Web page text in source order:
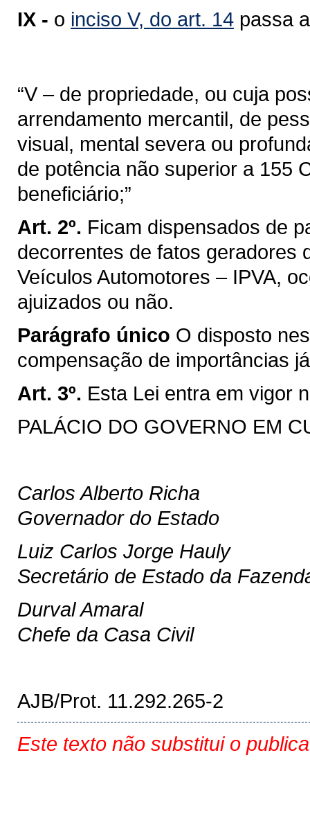
IX - o inciso V, do art. 14 passa
“V – de propriedade, ou cuja
arrendamento mercantil, de
visual, mental severa ou
de potência não superior a 155
beneficiário;”
Art. 2º. Ficam dispensados de
decorrentes de fatos geradores
Veículos Automotores – IPVA,
ajuizados ou não.
Parágrafo único O disposto
compensação de importâncias
Art. 3º. Esta Lei entra em vigor
PALÁCIO DO GOVERNO EM
Carlos Alberto Richa
Governador do Estado
Luiz Carlos Jorge Hauly
Secretário de Estado da
Durval Amaral
Chefe da Casa Civil
AJB/Prot. 11.292.265-2
Este texto não substitui o